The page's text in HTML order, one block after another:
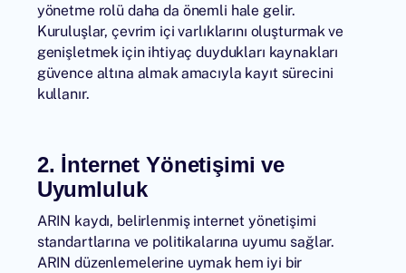
yönetme rolü daha da önemli hale gelir.
Kuruluşlar, çevrim içi varlıklarını oluşturmak ve
genişletmek için ihtiyaç duydukları kaynakları
güvence altına almak amacıyla kayıt sürecini
kullanır.
2. İnternet Yönetişimi ve
Uyumluluk
ARIN kaydı, belirlenmiş internet yönetişimi
standartlarına ve politikalarına uyumu sağlar.
ARIN düzenlemelerine uymak hem iyi bir